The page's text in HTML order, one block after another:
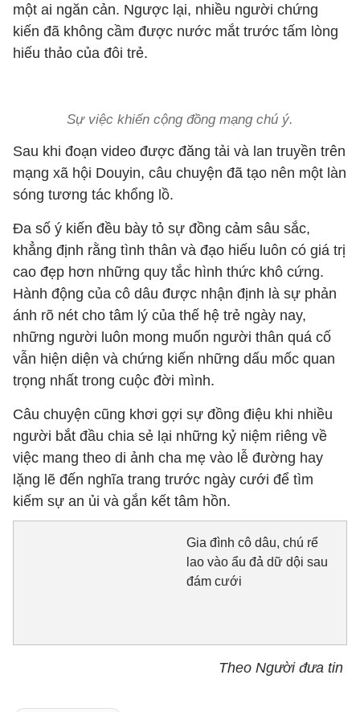
một ai ngăn cản. Ngược lại, nhiều người chứng
kiến đã không cầm được nước mắt trước tấm lòng
hiếu thảo của đôi trẻ.
Sự việc khiến cộng đồng mạng chú ý.
Sau khi đoạn video được đăng tải và lan truyền trên
mạng xã hội Douyin, câu chuyện đã tạo nên một làn
sóng tương tác khổng lồ.
Đa số ý kiến đều bày tỏ sự đồng cảm sâu sắc,
khẳng định rằng tình thân và đạo hiếu luôn có giá trị
cao đẹp hơn những quy tắc hình thức khô cứng.
Hành động của cô dâu được nhận định là sự phản
ánh rõ nét cho tâm lý của thế hệ trẻ ngày nay,
những người luôn mong muốn người thân quá cố
vẫn hiện diện và chứng kiến những dấu mốc quan
trọng nhất trong cuộc đời mình.
Câu chuyện cũng khơi gợi sự đồng điệu khi nhiều
người bắt đầu chia sẻ lại những kỷ niệm riêng về
việc mang theo di ảnh cha mẹ vào lễ đường hay
lặng lẽ đến nghĩa trang trước ngày cưới để tìm
kiếm sự an ủi và gắn kết tâm hồn.
Gia đình cô dâu, chú rể
lao vào ẩu đả dữ dội sau
đám cưới
Theo Người đưa tin